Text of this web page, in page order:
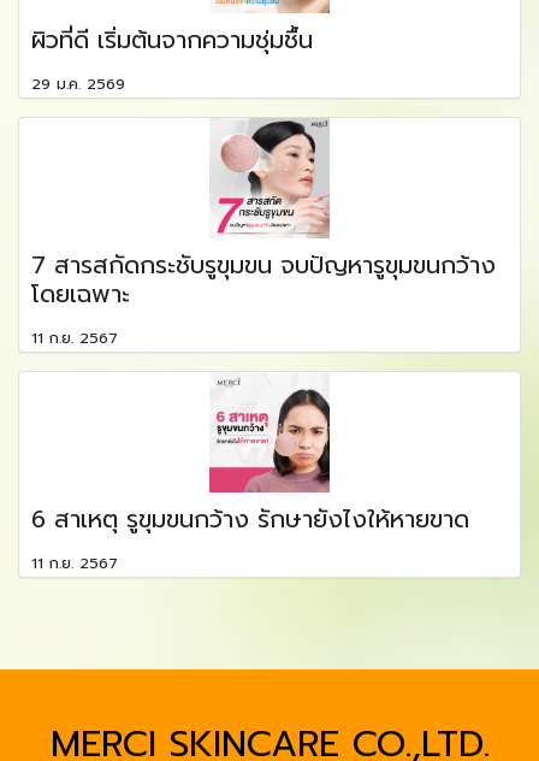
ผิวที่ดี เริ่มต้นจากความชุ่มชื้น
29 ม.ค. 2569
7 สารสกัดกระชับรูขุมขน จบปัญหารูขุมขนกว้าง
โดยเฉพาะ
11 ก.ย. 2567
6 สาเหตุ รูขุมขนกว้าง รักษายังไงให้หายขาด
11 ก.ย. 2567
MERCI SKINCARE CO.,LTD.